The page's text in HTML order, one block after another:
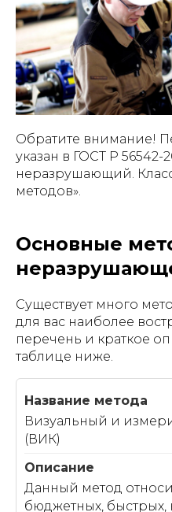
Обратите внимание!
указан в ГОСТ Р 56542-
неразрушающий.
методов».
Основные
Существует много
для вас наиболее
перечень и краткое
таблице ниже.
Визуальный и
(ВИК)
Данный метод
бюджетных, быстрых,